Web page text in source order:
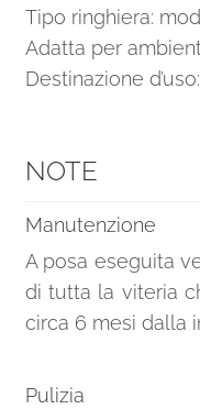
Tipo ringhiera:
Adatta per
Destinazione
NOTE
Manutenzione
A posa eseguita
di tutta la viteria
circa 6 mesi dalla
Pulizia